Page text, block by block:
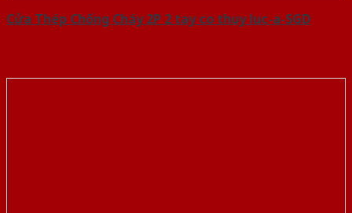
Cửa Thép Chống Cháy 2P 2 tay co thuy luc-a-SGD